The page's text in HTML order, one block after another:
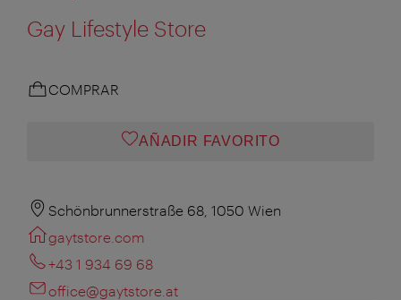
Gay Lifestyle Store
COMPRAR
AÑADIR FAVORITO
Schönbrunnerstraße 68, 1050 Wien
gaytstore.com
+43 1 934 69 68
office@gaytstore.at